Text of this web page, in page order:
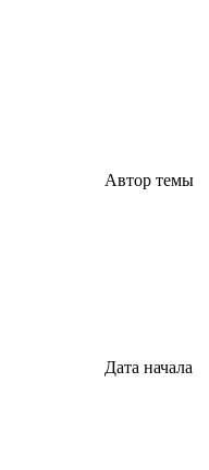
Автор темы
Дата начала